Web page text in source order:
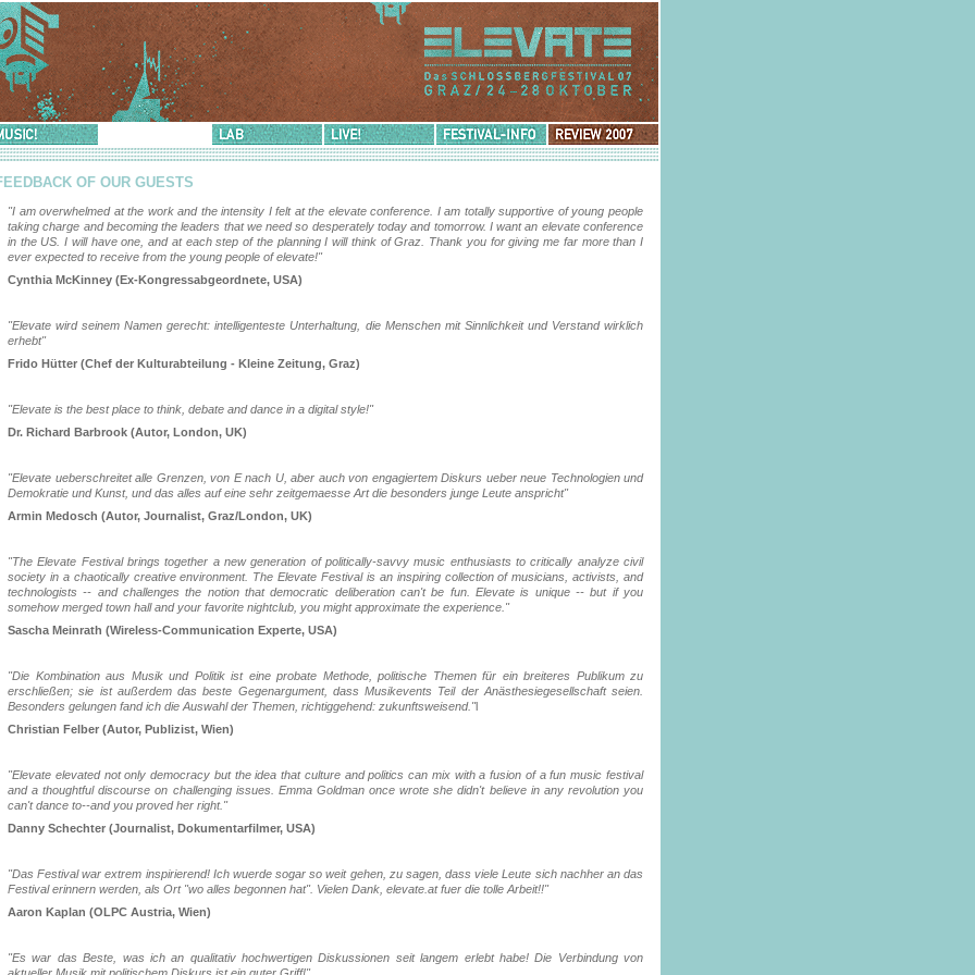
Lab Live!
Festival-
Info
Review
2007
OF OUR GUESTS
"I am overwhelmed at the work and the intensity I felt at the elevate conference. I am totally supportive of young people
taking charge and becoming the leaders that we need so desperately today and tomorrow. I want an elevate conference
in the US. I will have one, and at each step of the planning I will think of Graz. Thank you for giving me far more than I
ever expected to receive from the young people of elevate!"
Cynthia McKinney (Ex-Kongressabgeordnete, USA)
"Elevate wird seinem Namen gerecht: intelligenteste Unterhaltung, die Menschen mit Sinnlichkeit und Verstand wirklich
erhebt"
Frido Hütter (Chef der Kulturabteilung - Kleine Zeitung, Graz)
"Elevate is the best place to think, debate and dance in a digital style!"
Dr. Richard Barbrook (Autor, London, UK)
"Elevate ueberschreitet alle Grenzen, von E nach U, aber auch von engagiertem Diskurs ueber neue Technologien und
Demokratie und Kunst, und das alles auf eine sehr zeitgemaesse Art die besonders junge Leute anspricht"
Armin Medosch (Autor, Journalist, Graz/London, UK)
"The Elevate Festival brings together a new generation of politically-savvy music enthusiasts to critically analyze civil
society in a chaotically creative environment. The Elevate Festival is an inspiring collection of musicians, activists, and
technologists -- and challenges the notion that democratic deliberation can't be fun. Elevate is unique -- but if you
somehow merged town hall and your favorite nightclub, you might approximate the experience."
Sascha Meinrath (Wireless-Communication Experte, USA)
"Die Kombination aus Musik und Politik ist eine probate Methode, politische Themen für ein breiteres Publikum zu
erschließen; sie ist außerdem das beste Gegenargument, dass Musikevents Teil der Anästhesiegesellschaft seien.
Besonders gelungen fand ich die Auswahl der Themen, richtiggehend: zukunftsweisend."l
Christian Felber (Autor, Publizist, Wien)
"Elevate elevated not only democracy but the idea that culture and politics can mix with a fusion of a fun music festival
and a thoughtful discourse on challenging issues. Emma Goldman once wrote she didn't believe in any revolution you
can't dance to--and you proved her right."
Danny Schechter (Journalist, Dokumentarfilmer, USA)
"Das Festival war extrem inspirierend! Ich wuerde sogar so weit gehen, zu sagen, dass viele Leute sich nachher an das
Festival erinnern werden, als Ort "wo alles begonnen hat". Vielen Dank, elevate.at fuer die tolle Arbeit!!"
Aaron Kaplan (OLPC Austria, Wien)
"Es war das Beste, was ich an qualitativ hochwertigen Diskussionen seit langem erlebt habe! Die Verbindung von